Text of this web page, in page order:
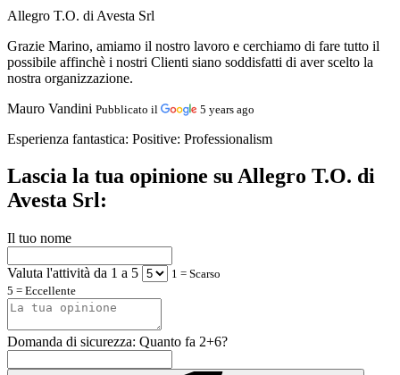
Allegro T.O. di Avesta Srl
Grazie Marino, amiamo il nostro lavoro e cerchiamo di fare tutto il
possibile affinchè i nostri Clienti siano soddisfatti di aver scelto la
nostra organizzazione.
Mauro Vandini Pubblicato il 5 years ago
Esperienza fantastica: Positive: Professionalism
Lascia la tua opinione su Allegro T.O. di
Avesta Srl:
Il tuo nome
Valuta l'attività da 1 a 5
1 = Scarso
5 = Eccellente
Domanda di sicurezza: Quanto fa 2+6?